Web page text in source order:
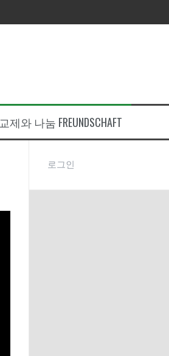
교제와 나눔 FREUNDSCHAFT
로그인